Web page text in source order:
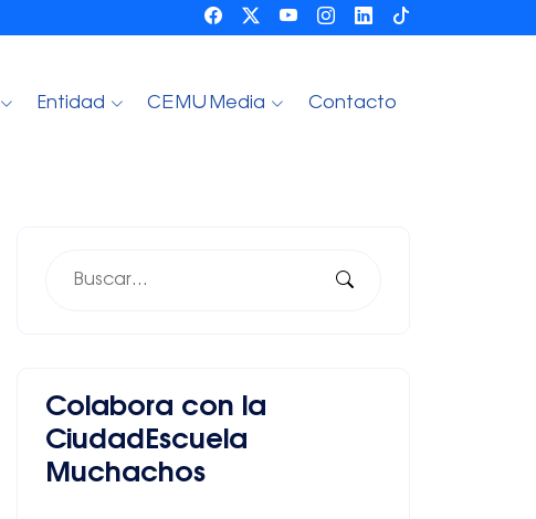
Entidad CEMU Media Contacto
Colabora con la
CiudadEscuela
Muchachos